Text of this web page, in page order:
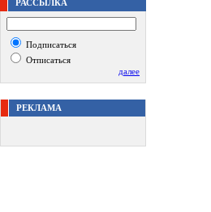
РАССЫЛКА
Подписаться
Отписаться
далее
РЕКЛАМА